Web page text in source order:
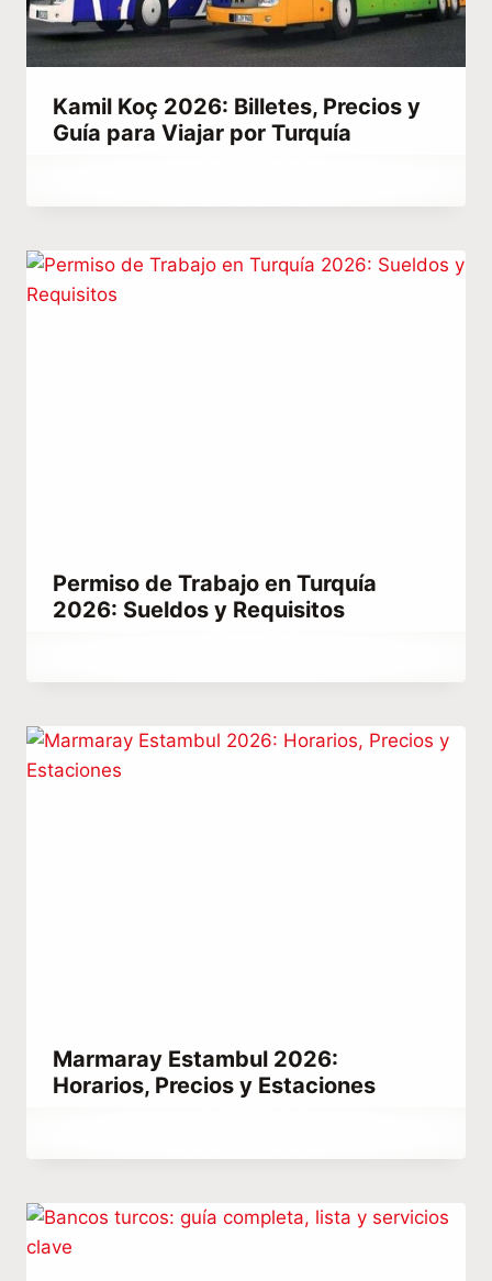
Kamil Koç 2026: Billetes, Precios y
Guía para Viajar por Turquía
Permiso de Trabajo en Turquía
2026: Sueldos y Requisitos
Marmaray Estambul 2026:
Horarios, Precios y Estaciones